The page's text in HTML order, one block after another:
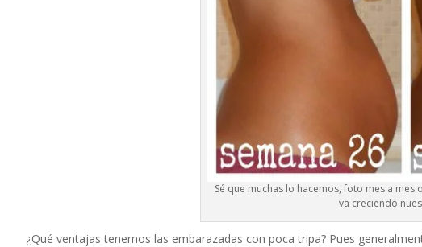
Sé que muchas lo hacemos, foto mes a
va creciendo
¿Qué ventajas tenemos las embarazadas con poca tripa? Pues